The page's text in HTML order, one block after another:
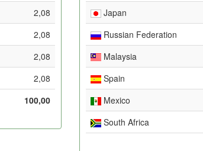
2,08
2,08
2,08
2,08
100,00
Japan
Russian Federation
Malaysia
Spain
Mexico
South Africa